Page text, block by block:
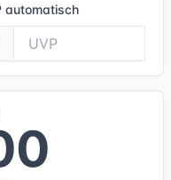
automatisch